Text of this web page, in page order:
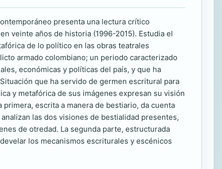
presenta una lectura crítico
veinte años de historia (1996-2015). Estudia el
de lo político en las obras teatrales
armado colombiano; un periodo caracterizado
económicas y políticas del país, y que ha
que ha servido de germen escritural para
y metafórica de sus imágenes expresan su visión
escrita a manera de bestiario, da cuenta
las dos visiones de bestialidad presentes,
de otredad. La segunda parte, estructurada
los mecanismos escriturales y escénicos